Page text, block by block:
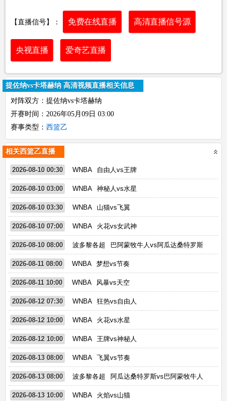
【直播信号】： 免费在线直播 高清直播信号源
央视直播 爱奇艺直播
提佐纳vs卡塔赫纳 高清视频直播相关信息
对阵双方：提佐纳vs卡塔赫纳
开赛时间：2026年05月09日 03:00
赛事类型： 西篮乙
相关西篮乙直播
2026-08-10 00:30 WNBA 自由人vs王牌
2026-08-10 03:00 WNBA 神秘人vs水星
2026-08-10 03:30 WNBA 山猫vs飞翼
2026-08-10 07:00 WNBA 火花vs女武神
2026-08-10 08:00 波多黎各超 巴阿蒙牧牛人vs阿瓜达桑特罗斯
2026-08-11 08:00 WNBA 梦想vs节奏
2026-08-11 10:00 WNBA 风暴vs天空
2026-08-12 07:30 WNBA 狂热vs自由人
2026-08-12 10:00 WNBA 火花vs水星
2026-08-12 10:00 WNBA 王牌vs神秘人
2026-08-13 08:00 WNBA 飞翼vs节奏
2026-08-13 08:00 波多黎各超 阿瓜达桑特罗斯vs巴阿蒙牧牛人
2026-08-13 10:00 WNBA 火焰vs山猫